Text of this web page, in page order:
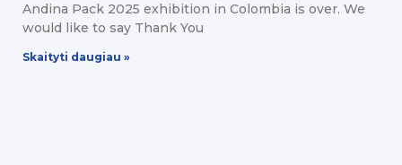
Andina Pack 2025 exhibition in Colombia is over. We
would like to say Thank You
Skaityti daugiau »